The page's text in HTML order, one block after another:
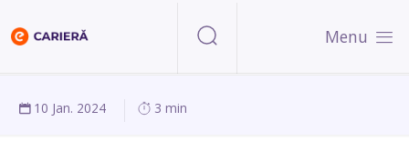
Menu
10 Jan. 2024 3 min